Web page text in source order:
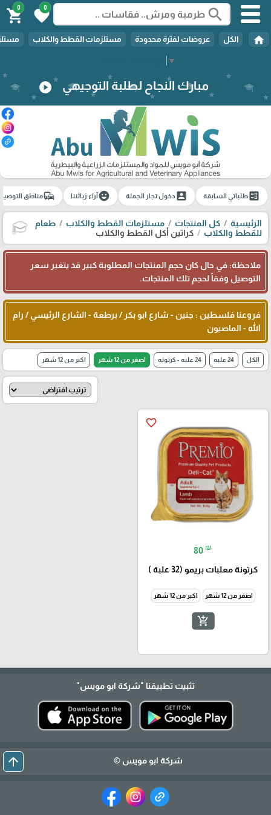
▼
search
0
favorite
0
shopping_cart
home الكل عروضات لفترة محدودة مستلزمات القطط والكلاب
مبارك النجاح لطلبة التوجيهي play_circle
🎓
ballotطلباتي السابقة account_boxدخول تجار الجملة emoji_emotionsآراء زبائننا commuteمناطق
الرئيسية كل المنتجات مستلزمات القطط والكلاب
طعام
للقطط والكلاب
كراتين أكل القطط والكلاب
ملاحظة: في حال كان حجم المنتجات المطلوبة كبير قد يتغير سعر
التوصيل وفقاً لحجم تلك المنتجات.
فروعنا فلسطين : جنين - شارع ابو بكر / برطعة - الشارع الرئيسي / رام
الله - الماصيون
الكل 24 علبه 24 علبه - كرتونه اصغر من 12 شهر اكبر من 12 شهر
favorite_border
80 ₪
كرتونة معلبات بريمو (32 علبة )
اصغر من 12 شهر اكبر من 12 شهر
add_shopping_cart
تثبيت تطبيقنا "شركة ابو مويس"
شركة ابو مويس © arrow_upward